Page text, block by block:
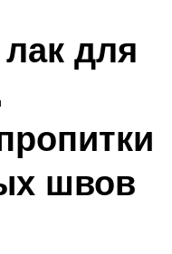
для
швов